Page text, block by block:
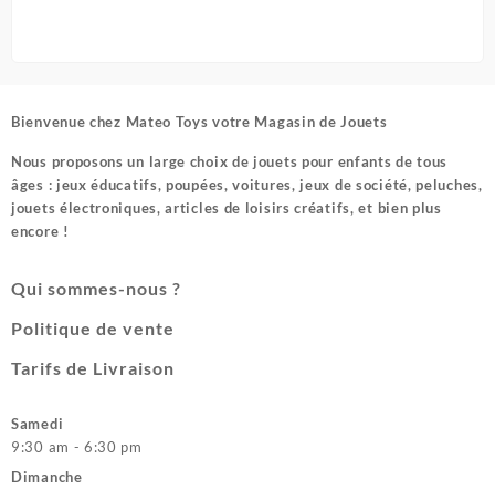
Bienvenue chez Mateo Toys votre Magasin de Jouets
Nous proposons un large choix de jouets pour enfants de tous
âges : jeux éducatifs, poupées, voitures, jeux de société, peluches,
jouets électroniques, articles de loisirs créatifs, et bien plus
encore !
Qui sommes-nous ?
Politique de vente
Tarifs de Livraison
Samedi
9:30 am - 6:30 pm
Dimanche